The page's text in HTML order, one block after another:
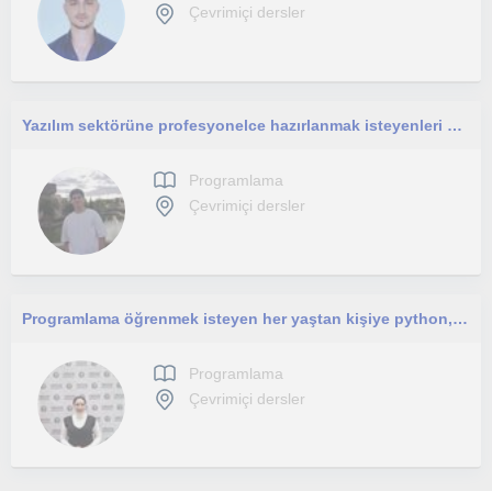
Çevrimiçi dersler
Yazılım sektörüne profesyonelce hazırlanmak isteyenleri bekliyorum. Sadece kodlamayı değil, gerçek hayat projelerini göeceksiniz.
Programlama
Çevrimiçi dersler
Programlama öğrenmek isteyen her yaştan kişiye python, java dilleri üzerinden nesne tabanlı programlamaya kadar öğretebilirim.
Programlama
Çevrimiçi dersler